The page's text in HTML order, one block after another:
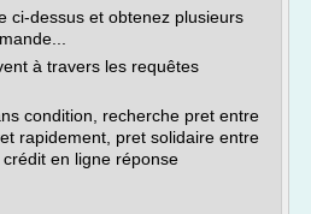
ci-dessus et obtenez plusieurs
à travers les requêtes
condition, recherche pret entre
rapidement, pret solidaire entre
en ligne réponse